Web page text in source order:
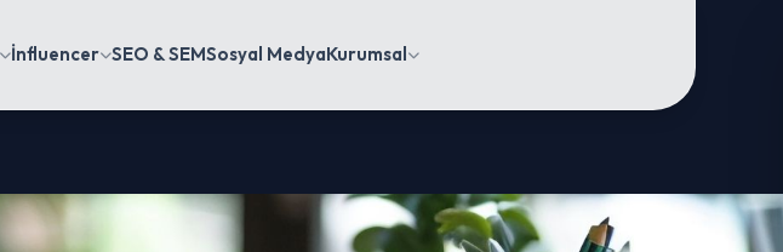
İnfluencer SEO & SEMSosyal MedyaKurumsal